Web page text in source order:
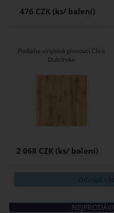
476 CZK
Podlaha vinylová plovoucí Click
Dub Indie
2 068 CZK
Zobrazit